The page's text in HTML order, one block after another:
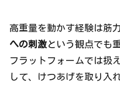
高重量を動かす経験は筋
への刺激という観点でも
フラットフォームでは扱
して、けつあげを取り入